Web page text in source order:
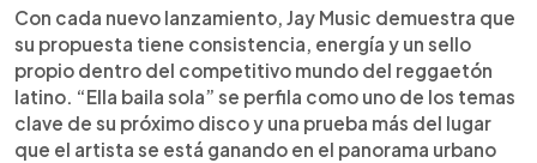
Con cada nuevo lanzamiento, Jay Music demuestra que
su propuesta tiene consistencia, energía y un sello
propio dentro del competitivo mundo del reggaetón
latino. “Ella baila sola” se perfila como uno de los temas
clave de su próximo disco y una prueba más del lugar
que el artista se está ganando en el panorama urbano